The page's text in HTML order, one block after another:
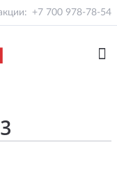
+7 700 978-78-54